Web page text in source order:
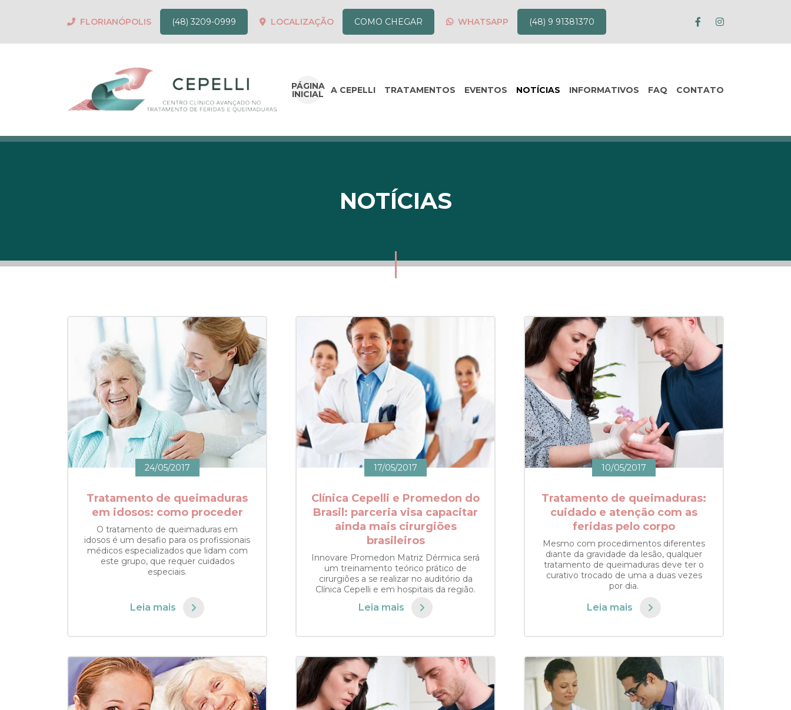
FLORIANÓPOLIS (48) 3209-0999 LOCALIZAÇÃO COMO CHEGAR WHATSAPP (48) 9 91381370
PÁGINA
INICIAL A CEPELLI TRATAMENTOS EVENTOS NOTÍCIAS INFORMATIVOS FAQ CONTATO
NOTÍCIAS
24/05/2017
Tratamento de queimaduras
em idosos: como proceder
O tratamento de queimaduras em
idosos é um desafio para os profissionais
médicos especializados que lidam com
este grupo, que requer cuidados
especiais.
Leia mais
17/05/2017
Clínica Cepelli e Promedon do
Brasil: parceria visa capacitar
ainda mais cirurgiões
brasileiros
Innovare Promedon Matriz Dérmica será
um treinamento teórico prático de
cirurgiões a se realizar no auditório da
Clínica Cepelli e em hospitais da região.
Leia mais
10/05/2017
Tratamento de queimaduras:
cuidado e atenção com as
feridas pelo corpo
Mesmo com procedimentos diferentes
diante da gravidade da lesão, qualquer
tratamento de queimaduras deve ter o
curativo trocado de uma a duas vezes
por dia.
Leia mais